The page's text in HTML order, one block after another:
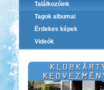
Találkozóink
Tagok albumai
Érdekes képek
Videók